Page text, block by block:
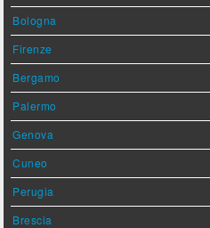
Bologna
Firenze
Bergamo
Palermo
Genova
Cuneo
Perugia
Brescia